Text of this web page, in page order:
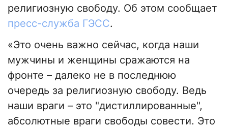
религиозную свободу. Об этом сообщает
пресс-служба ГЭСС.
«Это очень важно сейчас, когда наши
мужчины и женщины сражаются на
фронте – далеко не в последнюю
очередь за религиозную свободу. Ведь
наши враги – это "дистиллированные",
абсолютные враги свободы совести. Это